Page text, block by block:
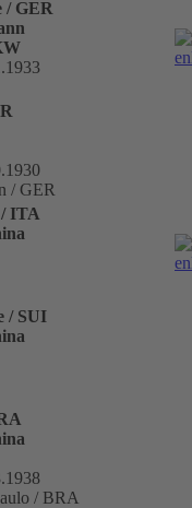
/ GER
/ GER
ITA
/ SUI
/ BRA